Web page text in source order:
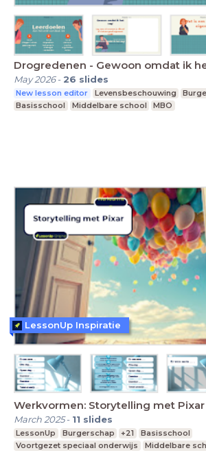
Drogredenen - Gewoon omdat ik
May 2026- 26 slides
New lesson editor Levensbeschouwing
Basisschool
Middelbare school MBO
Werkvormen: Storytelling met Pixar
March 2025- 11 slides
LessonUp Burgerschap +21
Basisschool
Voortgezet speciaal onderwijs
Middelbare
LessonUp Inspiratie